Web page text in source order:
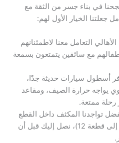
في بناء جسر من الثقة مع
جعلتنا الخيار الأول لهم:
التعامل معنا لاطمئنانهم
مع سائقين يتمتعون بسمعة
أسطول سيارات حديثة جدًا،
يواجه حرارة الصيف، ومقاعد
رحلة ممتعة.
تواجدنا المكثف داخل القطع
السكنية (من قطعة 1 إلى قطعة 12)، نصل إليك قبل أن